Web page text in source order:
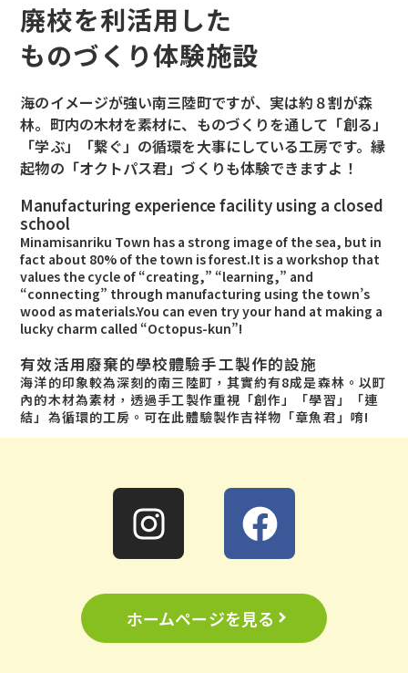
廃校を利活用した
ものづくり体験施設
海のイメージが強い南三陸町ですが、実は約８割が森
林。町内の木材を素材に、ものづくりを通して「創る」
「学ぶ」「繋ぐ」の循環を大事にしている工房です。縁
起物の「オクトパス君」づくりも体験できますよ！
Manufacturing experience facility using a closed
school
Minamisanriku Town has a strong image of the sea, but in
fact about 80% of the town is forest.It is a workshop that
values the cycle of “creating,” “learning,” and
“connecting” through manufacturing using the town’s
wood as materials.You can even try your hand at making a
lucky charm called “Octopus-kun”!
有效活用廢棄的學校體驗手工製作的設施
海洋的印象較為深刻的南三陸町，其實約有8成是森林。以町
內的木材為素材，透過手工製作重視「創作」「學習」「連
結」為循環的工房。可在此體驗製作吉祥物「章魚君」唷!
ホームページを見る